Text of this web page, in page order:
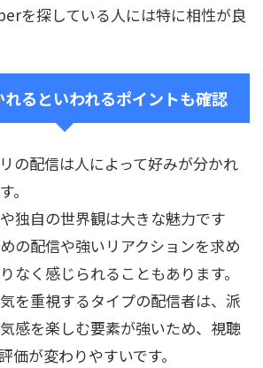
を探している人には特に相性が良
るといわれるポイントも確認
の配信は人によって好みが分かれ
。
独自の世界観は大きな魅力です
の配信や強いリアクションを求め
なく感じられることもあります。
を重視するタイプの配信者は、派
感を楽しむ要素が強いため、視聴
価が変わりやすいです。